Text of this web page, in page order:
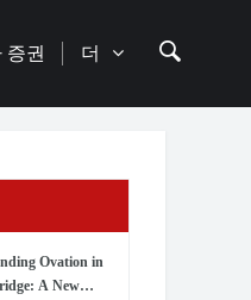
증권 더
Ovation in
A New